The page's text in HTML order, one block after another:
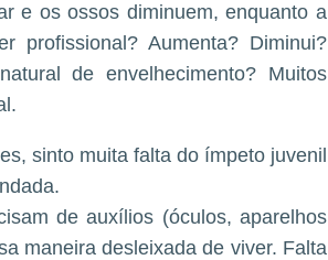
e os ossos diminuem, enquanto a
profissional? Aumenta? Diminui?
de envelhecimento? Muitos
sinto muita falta do ímpeto juvenil
de auxílios (óculos, aparelhos
maneira desleixada de viver. Falta